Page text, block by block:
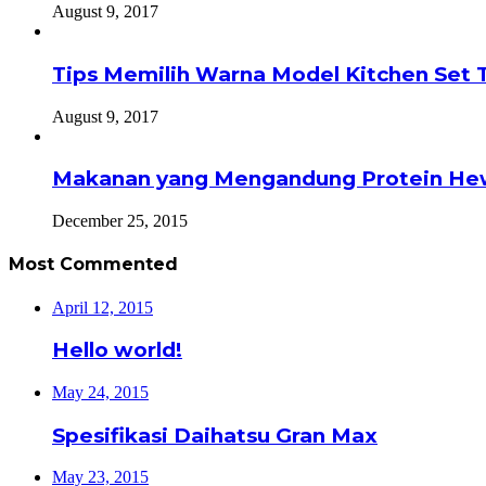
August 9, 2017
Tips Memilih Warna Model Kitchen Set
August 9, 2017
Makanan yang Mengandung Protein
December 25, 2015
Most Commented
April 12, 2015
Hello world!
May 24, 2015
Spesifikasi Daihatsu Gran Max
May 23, 2015